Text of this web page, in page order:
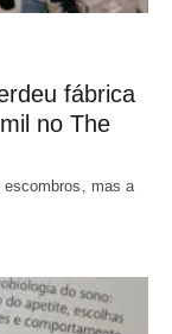
fábrica
no The
escombros, mas a